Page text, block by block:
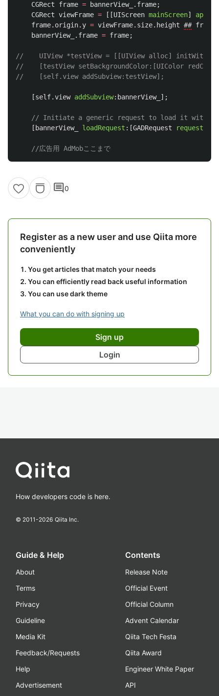
CGRect frame = bannerView_ . frame;
CGRect viewFrame = [[UIScreen mainScreen]
frame. origin. y = viewFrame. size. height ## frame
bannerView_
. frame = frame;
//    UIView *testView = [[UIView alloc]
//    [testView setBackgroundColor:[UIColor
//    [self.view addSubview:testView];
[self.view addSubview: bannerView_ ];
// Initiate a generic request to load it with
[ bannerView_ loadRequest :[GADRequest request
//広告用 AdMobここまで
comment0
Register as a new user and use Qiita more
conveniently
You get articles that match your needs
You can efficiently read back useful information
You can use dark theme
What you can do with signing up
Sign up
Login
How developers code is here.
© 2011-2026 Qiita Inc.
Guide & Help
About
Terms
Privacy
Guideline
Media Kit
Feedback/Requests
Help
Advertisement
Contents
Release Note
Official Event
Official Column
Advent Calendar
Qiita Tech Festa
Qiita Award
Engineer White Paper
API